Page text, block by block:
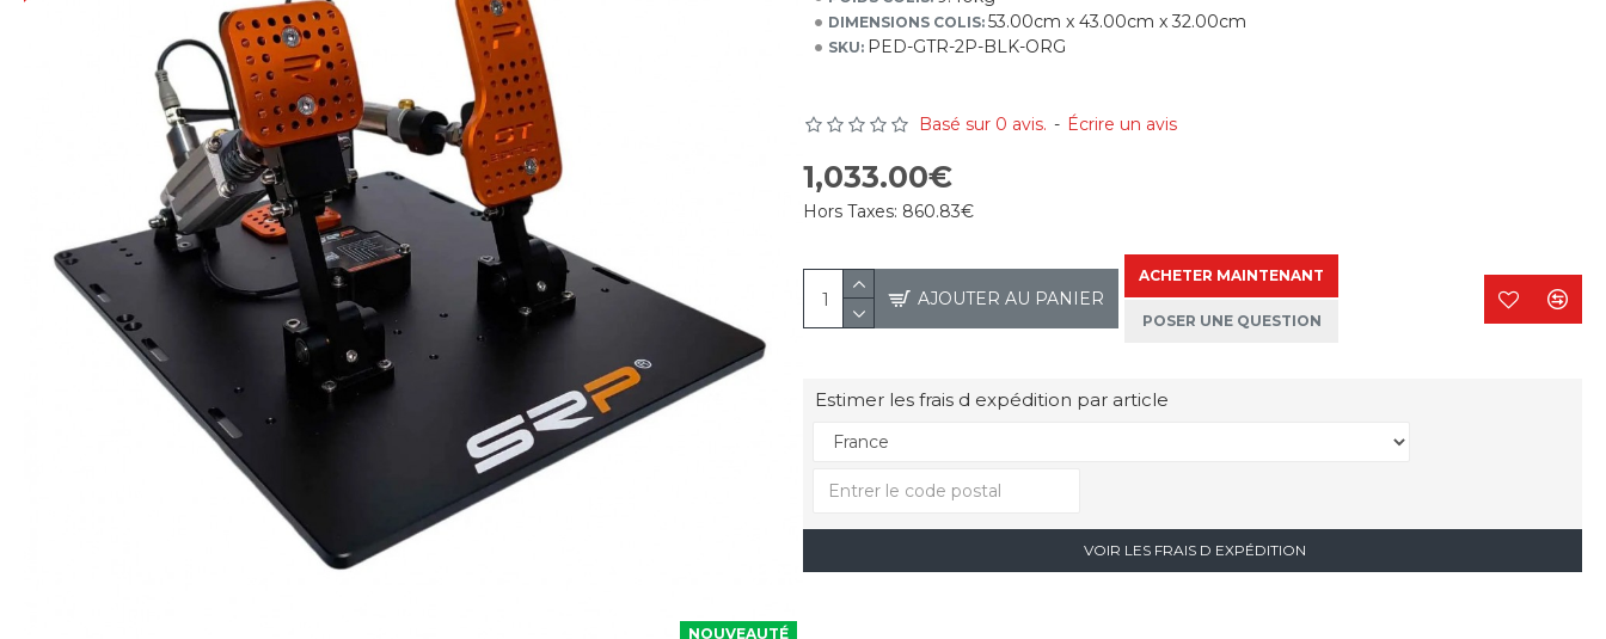
NOUVEAUTÉ
DIMENSIONS COLIS: 53.00cm x 43.00cm x 32.00cm
SKU: PED-GTR-2P-BLK-ORG
Basé sur 0 avis. - Écrire un avis
1,033.00€
Hors Taxes: 860.83€
AJOUTER AU PANIER
ACHETER MAINTENANT
POSER UNE QUESTION
Estimer les frais d expédition par article
VOIR LES FRAIS D EXPÉDITION